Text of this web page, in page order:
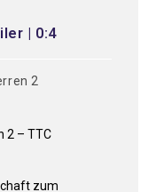
| 0:4
2
zum